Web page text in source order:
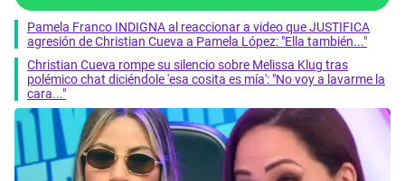
Pamela Franco INDIGNA al reaccionar a video que JUSTIFICA
agresión de Christian Cueva a Pamela López: "Ella también..."
Christian Cueva rompe su silencio sobre Melissa Klug tras
polémico chat diciéndole 'esa cosita es mía': "No voy a lavarme la
cara..."